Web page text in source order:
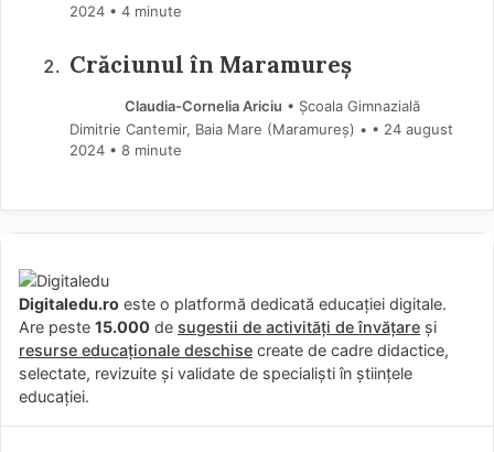
2024 • 4 minute
Crăciunul în Maramureș
Claudia-Cornelia Ariciu • Școala Gimnazială
Dimitrie Cantemir, Baia Mare (Maramureş) •
24 august
2024 • 8 minute
Digitaledu.ro este o platformă dedicată educației digitale.
Are peste 15.000 de sugestii de activități de învățare și
resurse educaționale deschise create de cadre didactice,
selectate, revizuite și validate de specialiști în științele
educației.